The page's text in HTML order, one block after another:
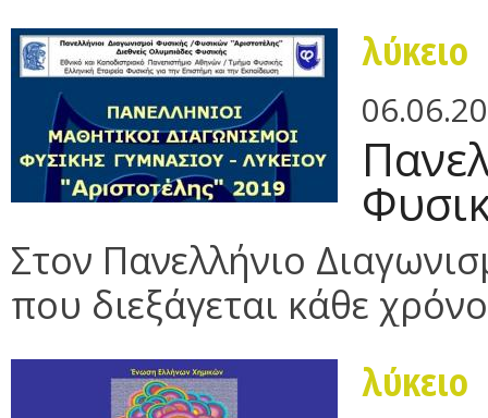
λύκειο
Στον Πανελλήνιο
που διεξάγεται κάθε
λύκειο